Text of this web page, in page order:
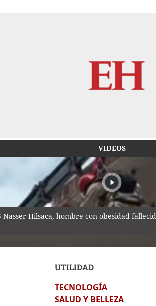
VIDEOS
Hilsaca, hombre con obesidad
Jorge Messi
UTILIDAD
TECNOLOGÍA
SALUD Y BELLEZA